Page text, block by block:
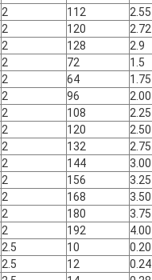
2 112 2.55
2 120 2.72
2 128 2.9
2 72 1.5
2 64 1.75
2 96 2.00
2 108 2.25
2 120 2.50
2 132 2.75
2 144 3.00
2 156 3.25
2 168 3.50
2 180 3.75
2 192 4.00
2.5 10 0.20
2.5 12 0.24